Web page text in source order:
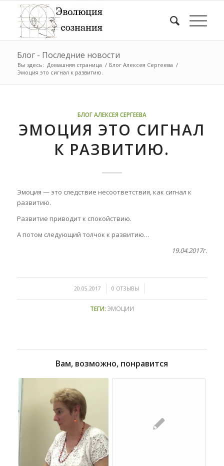
Блог - Последние новости
Вы здесь: Домашняя страница / Блог Алексея Сергеева /
Эмоция это сигнал к развитию.
БЛОГ АЛЕКСЕЯ СЕРГЕЕВА
ЭМОЦИЯ ЭТО СИГНАЛ
К РАЗВИТИЮ.
Эмоция — это следствие несоответствия, как сигнал к
развитию.
Развитие приводит к спокойствию.
А потом следующий толчок к развитию…
19.04.2017г.
20.05.2017
/ 0 ОТЗЫВЫ
/
ТЕГИ: ЭМОЦИИ
Вам, возможно, понравится